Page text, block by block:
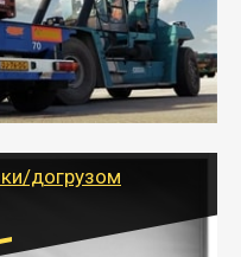
для больших
в коробки, мешки,
места
услуги по
и юридических лиц
догрузом